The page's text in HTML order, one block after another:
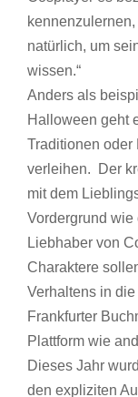
natürlich, um
wissen.“
Anders als
Halloween geht
Traditionen oder
verleihen. Der
mit dem
Vordergrund wie
Liebhaber von
Charaktere
Verhaltens in
Frankfurter
Plattform wie
Dieses Jahr
den expliziten